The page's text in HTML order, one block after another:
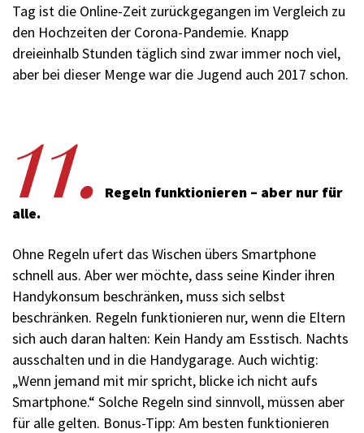
Tag ist die Online-Zeit zurückgegangen im Vergleich zu
den Hochzeiten der Corona-Pandemie. Knapp
dreieinhalb Stunden täglich sind zwar immer noch viel,
aber bei dieser Menge war die Jugend auch 2017 schon.
11.
Regeln funktionieren – aber nur für
alle.
Ohne Regeln ufert das Wischen übers Smartphone
schnell aus. Aber wer möchte, dass seine Kinder ihren
Handykonsum beschränken, muss sich selbst
beschränken. Regeln funktionieren nur, wenn die Eltern
sich auch daran halten: Kein Handy am Esstisch. Nachts
ausschalten und in die Handygarage. Auch wichtig:
„Wenn jemand mit mir spricht, blicke ich nicht aufs
Smartphone.“ Solche Regeln sind sinnvoll, müssen aber
für alle gelten. Bonus-Tipp: Am besten funktionieren